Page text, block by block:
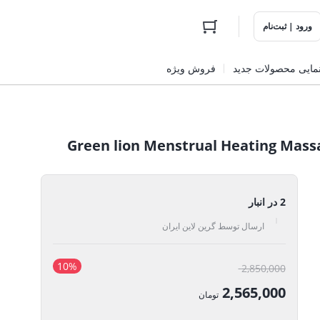
ورود | ثبت‌نام
محصولات جدید فروش ویژه
2 در انبار
ارسال توسط گرین لاین ایران
10% 2,850,000قیمت
اصلی:
2,565,000 تومان